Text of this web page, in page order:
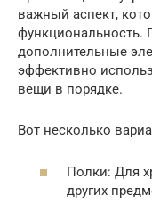
важный аспект,
функциональность.
дополнительные
эффективно
вещи в порядке.
Вот несколько
Полки: Для
других